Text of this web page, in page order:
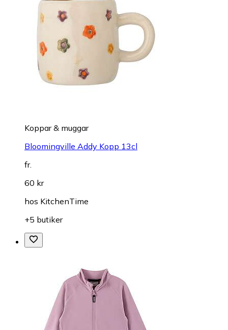
Koppar & muggar
Bloomingville Addy Kopp 13cl
fr.
60 kr
hos KitchenTime
+5 butiker